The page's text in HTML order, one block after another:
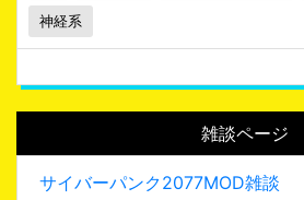
神経系
雑談ページ
サイバーパンク2077MOD雑談